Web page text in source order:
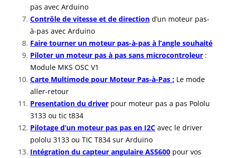
pas avec Arduino
Contrôle de vitesse et de direction d’un moteur pas-
à-pas avec Arduino
Faire tourner un moteur pas-à-pas à l’angle souhaité
Piloter un moteur pas à pas sans microcontroleur :
Module MKS OSC V1
Carte Multimode pour Moteur Pas-à-Pas : Le mode
aller-retour
Presentation du driver pour moteur pas a pas Pololu
3133 ou tic t834
Pilotage d’un moteur pas pas en I2C avec le driver
pololu 3133 ou TIC T834 sur Arduino
Intégration du capteur angulaire AS5600 pour vos